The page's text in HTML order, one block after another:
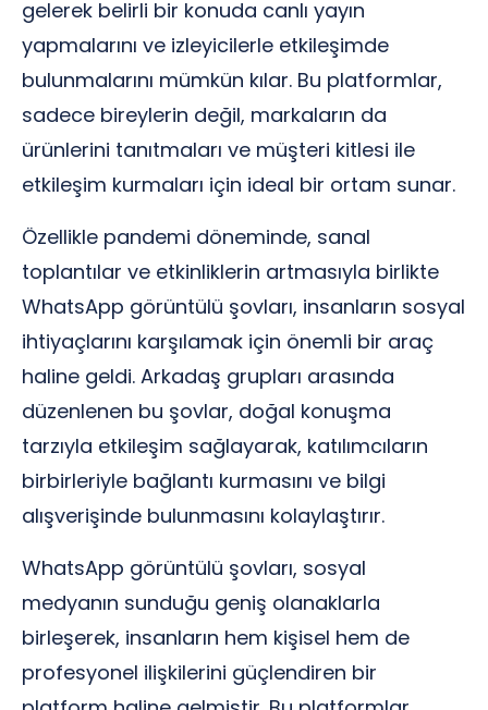
gelerek belirli bir konuda canlı yayın
yapmalarını ve izleyicilerle etkileşimde
bulunmalarını mümkün kılar. Bu platformlar,
sadece bireylerin değil, markaların da
ürünlerini tanıtmaları ve müşteri kitlesi ile
etkileşim kurmaları için ideal bir ortam sunar.
Özellikle pandemi döneminde, sanal
toplantılar ve etkinliklerin artmasıyla birlikte
WhatsApp görüntülü şovları, insanların sosyal
ihtiyaçlarını karşılamak için önemli bir araç
haline geldi. Arkadaş grupları arasında
düzenlenen bu şovlar, doğal konuşma
tarzıyla etkileşim sağlayarak, katılımcıların
birbirleriyle bağlantı kurmasını ve bilgi
alışverişinde bulunmasını kolaylaştırır.
WhatsApp görüntülü şovları, sosyal
medyanın sunduğu geniş olanaklarla
birleşerek, insanların hem kişisel hem de
profesyonel ilişkilerini güçlendiren bir